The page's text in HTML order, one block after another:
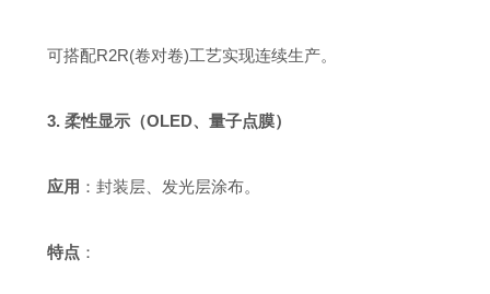
可搭配R2R(卷对卷)工艺实现连续生产。
3. 柔性显示（OLED、量子点膜）
应用 ：封装层、发光层涂布。
特点 ：